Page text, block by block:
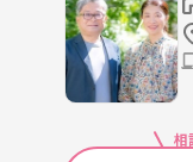
相